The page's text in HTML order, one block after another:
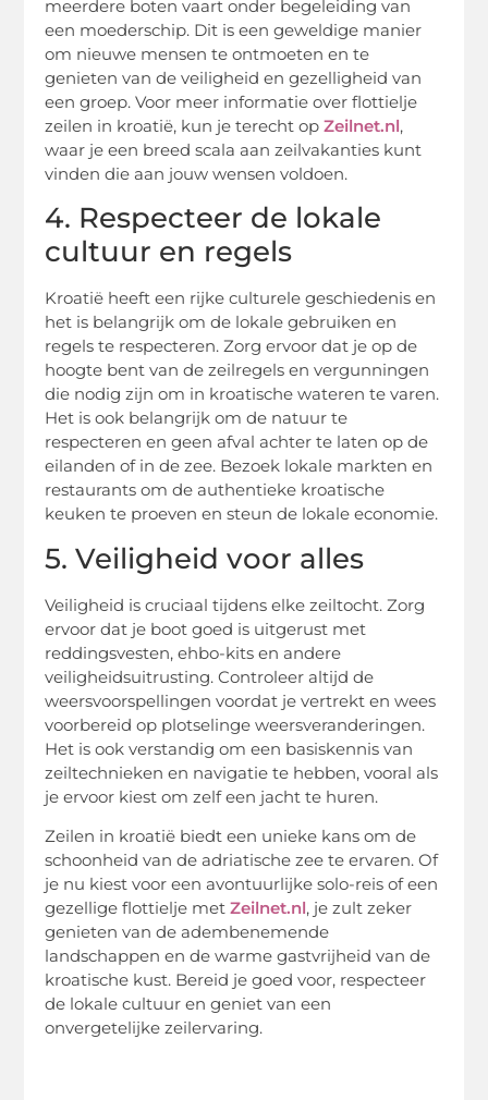
meerdere boten vaart onder begeleiding van
een moederschip. Dit is een geweldige manier
om nieuwe mensen te ontmoeten en te
genieten van de veiligheid en gezelligheid van
een groep. Voor meer informatie over flottielje
zeilen in kroatië, kun je terecht opZeilnet.nl,
waar je een breed scala aan zeilvakanties kunt
vinden die aan jouw wensen voldoen.
4. Respecteer de lokale
cultuur en regels
Kroatië heeft een rijke culturele geschiedenis en
het is belangrijk om de lokale gebruiken en
regels te respecteren. Zorg ervoor dat je op de
hoogte bent van de zeilregels en vergunningen
die nodig zijn om in kroatische wateren te varen.
Het is ook belangrijk om de natuur te
respecteren en geen afval achter te laten op de
eilanden of in de zee. Bezoek lokale markten en
restaurants om de authentieke kroatische
keuken te proeven en steun de lokale economie.
5. Veiligheid voor alles
Veiligheid is cruciaal tijdens elke zeiltocht. Zorg
ervoor dat je boot goed is uitgerust met
reddingsvesten, ehbo-kits en andere
veiligheidsuitrusting. Controleer altijd de
weersvoorspellingen voordat je vertrekt en wees
voorbereid op plotselinge weersveranderingen.
Het is ook verstandig om een basiskennis van
zeiltechnieken en navigatie te hebben, vooral als
je ervoor kiest om zelf een jacht te huren.
Zeilen in kroatië biedt een unieke kans om de
schoonheid van de adriatische zee te ervaren. Of
je nu kiest voor een avontuurlijke solo-reis of een
gezellige flottielje metZeilnet.nl, je zult zeker
genieten van de adembenemende
landschappen en de warme gastvrijheid van de
kroatische kust. Bereid je goed voor, respecteer
de lokale cultuur en geniet van een
onvergetelijke zeilervaring.